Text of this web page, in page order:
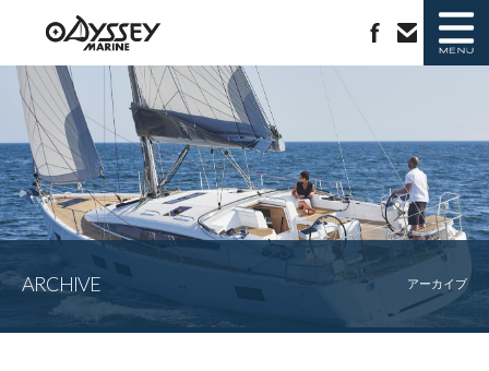
ニュース
中古艇情報 ラインナップ
ジャノー社について 会社概要
ARCHIVE アーカイブ